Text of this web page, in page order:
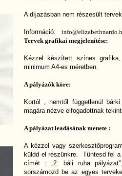
A díjazásban nem részesült
Információ:
Tervek grafikai megjelenítése:
Kézzel készített színes
minimum A4-es méretben.
A pályázók köre:
Kortól , nemtől függetlenül
magára nézve elfogadottnak
A pályázat leadásának menete :
A kézzel vagy
küldd el részünkre. Tüntesd fel
címét : „2. báli ruha
sorszámozd be az egyes